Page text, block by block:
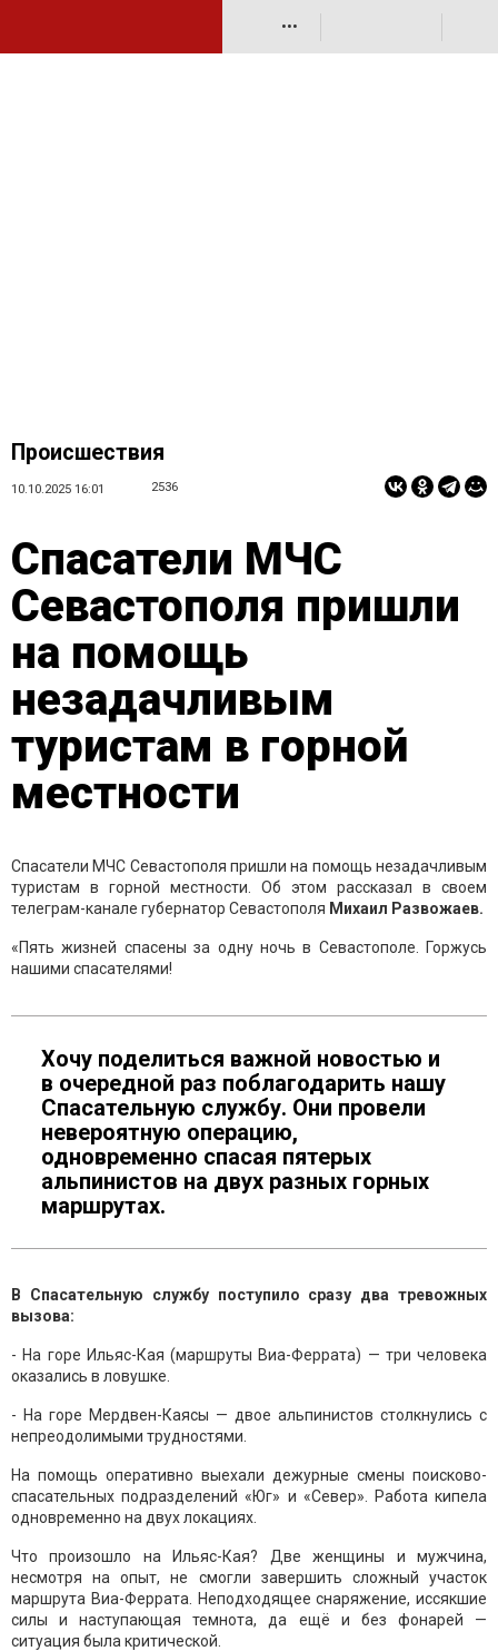
•••
Происшествия
10.10.2025 16:01 2536
Спасатели МЧС
Севастополя пришли
на помощь
незадачливым
туристам в горной
местности
Спасатели МЧС Севастополя пришли на помощь незадачливым
туристам в горной местности. Об этом рассказал в своем
телеграм-канале губернатор Севастополя Михаил Развожаев.
«Пять жизней спасены за одну ночь в Севастополе. Горжусь
нашими спасателями!
Хочу поделиться важной новостью и
в очередной раз поблагодарить нашу
Спасательную службу. Они провели
невероятную операцию,
одновременно спасая пятерых
альпинистов на двух разных горных
маршрутах.
В Спасательную службу поступило сразу два тревожных
вызова:
- На горе Ильяс-Кая (маршруты Виа-Феррата) — три человека
оказались в ловушке.
- На горе Мердвен-Каясы — двое альпинистов столкнулись с
непреодолимыми трудностями.
На помощь оперативно выехали дежурные смены поисково-
спасательных подразделений «Юг» и «Север». Работа кипела
одновременно на двух локациях.
Что произошло на Ильяс-Кая? Две женщины и мужчина,
несмотря на опыт, не смогли завершить сложный участок
маршрута Виа-Феррата. Неподходящее снаряжение, иссякшие
силы и наступающая темнота, да ещё и без фонарей —
ситуация была критической.